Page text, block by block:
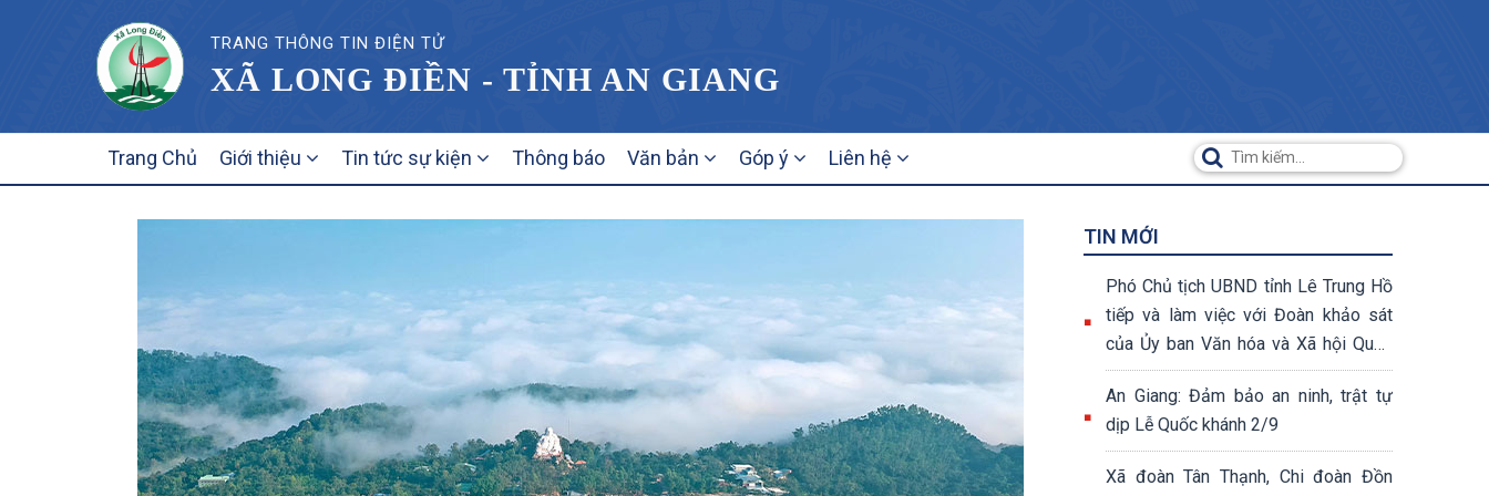
TRANG THÔNG TIN ĐIỆN TỬ
XÃ LONG ĐIỀN - TỈNH AN GIANG
NAVIGATION
Trang Chủ Giới thiệu Tin tức sự kiện Thông báo Văn bản Góp ý Liên hệ
TIN MỚI
Phó Chủ tịch UBND tỉnh Lê Trung Hồ
tiếp và làm việc với Đoàn khảo sát
của Ủy ban Văn hóa và Xã hội Quốc
hội khóa XV
An Giang: Đảm bảo an ninh, trật tự
dịp Lễ Quốc khánh 2/9
Xã đoàn Tân Thạnh, Chi đoàn Đồn